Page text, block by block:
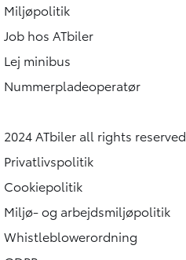
Miljøpolitik
Job hos ATbiler
Lej minibus
Nummerpladeoperatør
2024 ATbiler all rights reserved
Privatlivspolitik
Cookiepolitik
Miljø- og arbejdsmiljøpolitik
Whistleblowerordning